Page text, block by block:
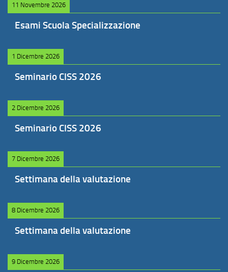
11 Novembre 2026
Esami Scuola Specializzazione
1 Dicembre 2026
Seminario CISS 2026
2 Dicembre 2026
Seminario CISS 2026
7 Dicembre 2026
Settimana della valutazione
8 Dicembre 2026
Settimana della valutazione
9 Dicembre 2026